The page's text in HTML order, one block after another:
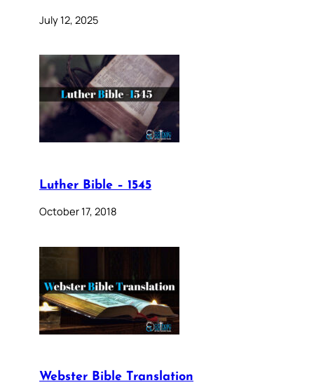
July 12, 2025
Luther Bible – 1545
October 17, 2018
Webster Bible Translation